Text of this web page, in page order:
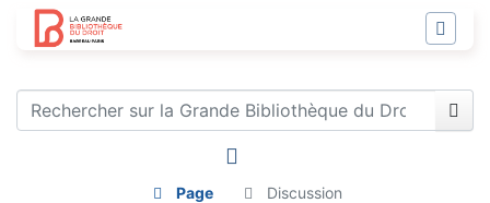
Page
Discussion